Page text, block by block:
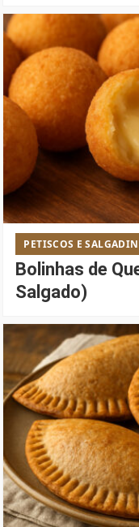
PETISCOS E
Bolinhas de
Salgado)